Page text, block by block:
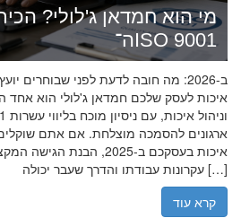
מי הוא חמדאן ג'לולי?
ה־ISO 9001
איכות לעסק שלכם חמדאן ג'לולי הוא אחד
ארגונים להסמכה מוצלחת. אם אתם
איכות בעסקכם ב-2025,
עקרונות עבודתו והדרך שעבר יכולה […]
קרא עוד